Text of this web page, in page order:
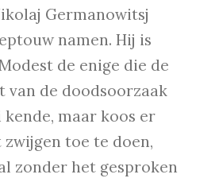
Germanowitsj
namen. Hij is
de enige die de
van de doodsoorzaak
kende, maar koos er
toe te doen,
zonder het gesproken